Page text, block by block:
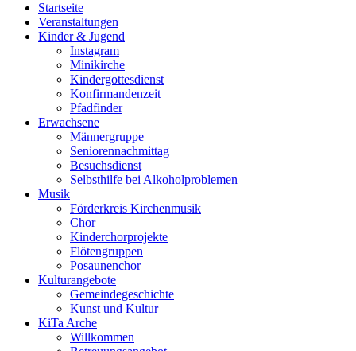
Startseite
Veranstaltungen
Kinder & Jugend
Instagram
Minikirche
Kindergottesdienst
Konfirmandenzeit
Pfadfinder
Erwachsene
Männergruppe
Seniorennachmittag
Besuchsdienst
Selbsthilfe bei Alkoholproblemen
Musik
Förderkreis Kirchenmusik
Chor
Kinderchorprojekte
Flötengruppen
Posaunenchor
Kulturangebote
Gemeindegeschichte
Kunst und Kultur
KiTa Arche
Willkommen